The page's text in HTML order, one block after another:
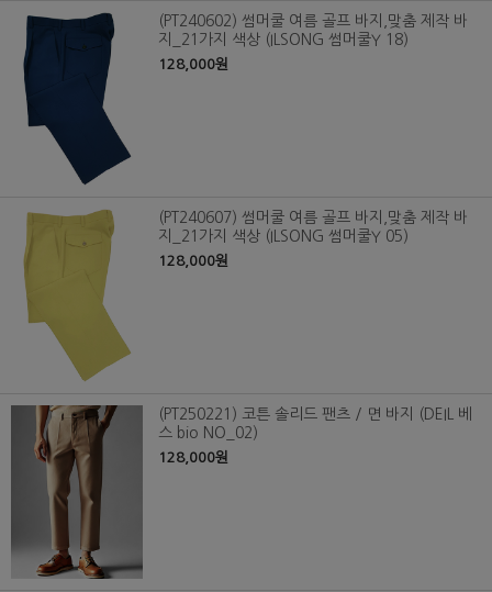
(PT240602) 썸머쿨 여름 골프 바지,맞춤 제작 바
지_21가지 색상 (ILSONG 썸머쿨Y 18)
128,000원
(PT240607) 썸머쿨 여름 골프 바지,맞춤 제작 바
지_21가지 색상 (ILSONG 썸머쿨Y 05)
128,000원
(PT250221) 코튼 솔리드 팬츠 / 면 바지 (DEIL 베
스 bio NO_02)
128,000원